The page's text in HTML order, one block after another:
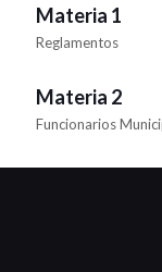
Materia 1
Reglamentos
Materia 2
Funcionarios